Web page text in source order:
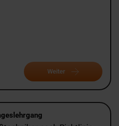
Weiter